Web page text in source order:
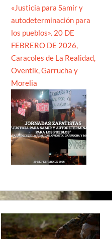
«Justicia para Samir y
autodeterminación para
los pueblos». 20 DE
FEBRERO DE 2026,
Caracoles de La Realidad,
Oventik, Garrucha y
Morelia